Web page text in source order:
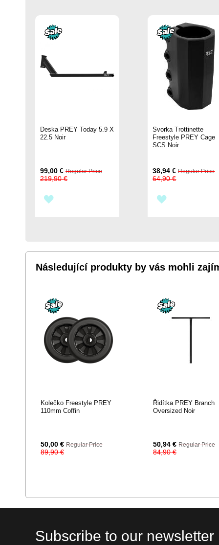
Deska PREY Today 5.9 X
22.5 Noir
Special
Price
99,00 € Regular Price
219,90 €
Svorka Trottinette
Freestyle PREY Cage
SCS Noir
Special
Price
38,94 € Regular Price
64,90 €
Následující produkty by vás mohli
Kolečko Freestyle PREY
110mm Coffin
Special
Price
50,00 € Regular Price
89,90 €
Řidítka PREY Branch
Oversized Noir
Special
Price
50,94 € Regular Price
84,90 €
Subscribe to our newsletter